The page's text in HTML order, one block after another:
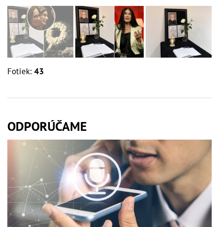
Fotiek: 43
ODPORÚČAME